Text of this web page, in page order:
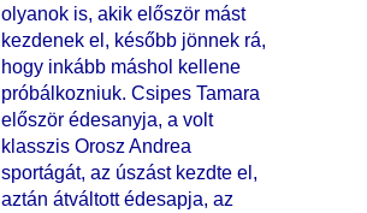
olyanok is, akik először mást
kezdenek el, később jönnek rá,
hogy inkább máshol kellene
próbálkozniuk. Csipes Tamara
először édesanyja, a volt
klasszis Orosz Andrea
sportágát, az úszást kezdte el,
aztán átváltott édesapja, az